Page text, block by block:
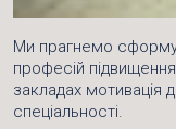
Ми прагнемо
професій
закладах мотивація
спеціальності.